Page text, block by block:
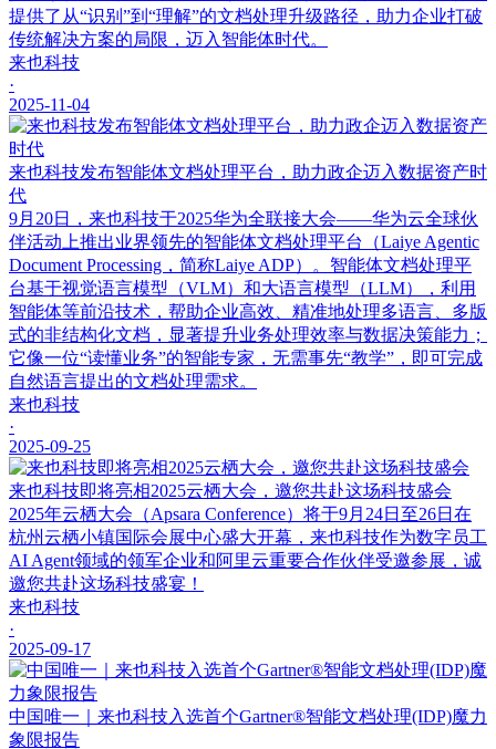
提供了从“识别”到“理解”的文档处理升级路径，助力企业打破
传统解决方案的局限，迈入智能体时代。
来也科技
·
2025-11-04
来也科技发布智能体文档处理平台，助力政企迈入数据资产时
代
9月20日，来也科技于2025华为全联接大会——华为云全球伙
伴活动上推出业界领先的智能体文档处理平台（Laiye Agentic
Document Processing，简称Laiye ADP）。智能体文档处理平
台基于视觉语言模型（VLM）和大语言模型（LLM），利用
智能体等前沿技术，帮助企业高效、精准地处理多语言、多版
式的非结构化文档，显著提升业务处理效率与数据决策能力；
它像一位“读懂业务”的智能专家，无需事先“教学”，即可完成
自然语言提出的文档处理需求。
来也科技
·
2025-09-25
来也科技即将亮相2025云栖大会，邀您共赴这场科技盛会
2025年云栖大会（Apsara Conference）将于9月24日至26日在
杭州云栖小镇国际会展中心盛大开幕，来也科技作为数字员工
AI Agent领域的领军企业和阿里云重要合作伙伴受邀参展，诚
邀您共赴这场科技盛宴！
来也科技
·
2025-09-17
中国唯一｜来也科技入选首个Gartner®智能文档处理(IDP)魔力
象限报告